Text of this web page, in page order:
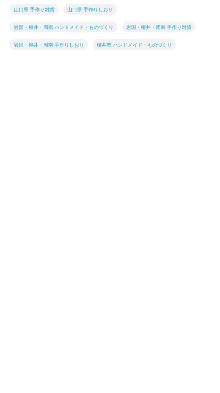
山口県 手作り雑貨 山口県 手作りしおり
岩国・柳井・周南 ハンドメイド・ものづくり 岩国・柳井・周南 手作り雑貨
岩国・柳井・周南 手作りしおり 柳井市 ハンドメイド・ものづくり